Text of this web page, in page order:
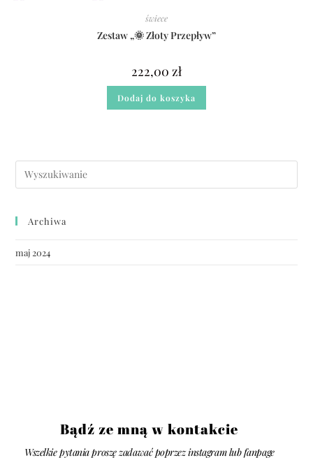
świece
Zestaw „🌞 Złoty Przepływ”
222,00 zł
Dodaj do koszyka
Archiwa
maj 2024
Bądź ze mną w kontakcie
Wszelkie pytania proszę zadawać poprzez instagram lub fanpage